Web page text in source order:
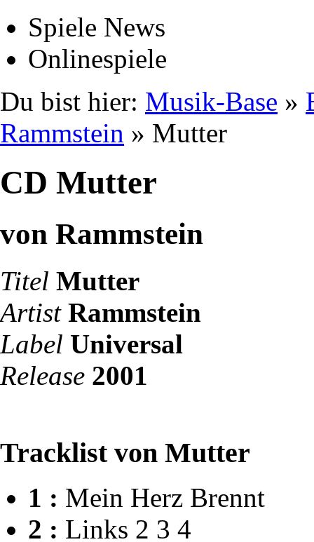
Spiele News
Onlinespiele
Du bist hier: Musik-Base »
Rammstein » Mutter
CD Mutter
von Rammstein
Titel Mutter
Artist Rammstein
Label Universal
Release 2001
Tracklist von Mutter
1 : Mein Herz Brennt
2 : Links 2 3 4